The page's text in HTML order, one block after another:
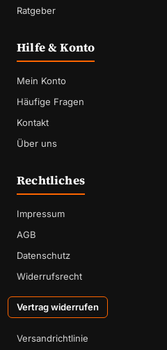
Ratgeber
Hilfe & Konto
Mein Konto
Häufige Fragen
Kontakt
Über uns
Rechtliches
Impressum
AGB
Datenschutz
Widerrufsrecht
Vertrag widerrufen
Versandrichtlinie